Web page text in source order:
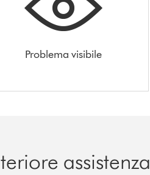
Problema visibile
assistenza